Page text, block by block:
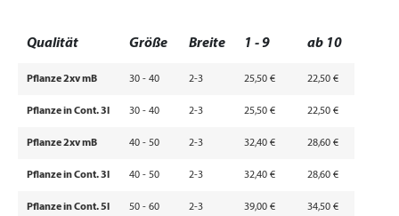
Qualität Größe Breite 1 - 9 ab 10
Pflanze 2xv mB 30 - 40 2-3 25,50 € 22,50 €
Pflanze in Cont. 3l 30 - 40 2-3 25,50 € 22,50 €
Pflanze 2xv mB 40 - 50 2-3 32,40 € 28,60 €
Pflanze in Cont. 3l 40 - 50 2-3 32,40 € 28,60 €
Pflanze in Cont. 5l 50 - 60 2-3 39,00 € 34,50 €